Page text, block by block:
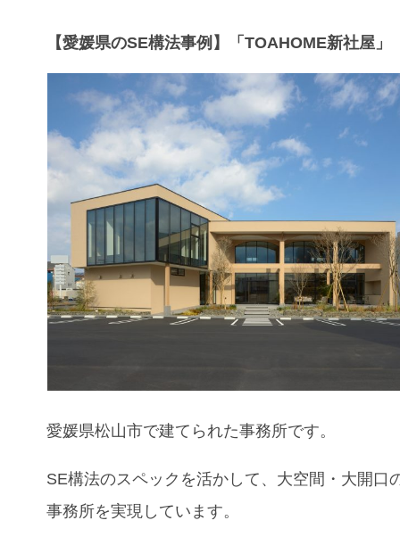
【愛媛県のSE構法事例】「TOAHOME新社屋」
愛媛県松山市で建てられた事務所です。
SE構法のスペックを活かして、大空間・大開口
事務所を実現しています。